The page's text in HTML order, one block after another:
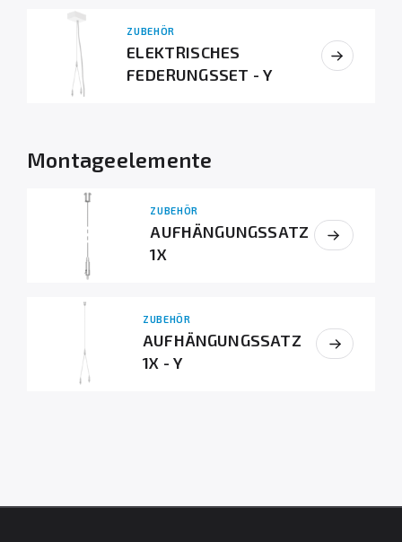
ZUBEHÖR
ELEKTRISCHES
FEDERUNGSSET - Y
Montageelemente
ZUBEHÖR
AUFHÄNGUNGSSATZ
1X
ZUBEHÖR
AUFHÄNGUNGSSATZ
1X - Y